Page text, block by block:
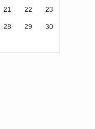
21 22 23
28 29 30